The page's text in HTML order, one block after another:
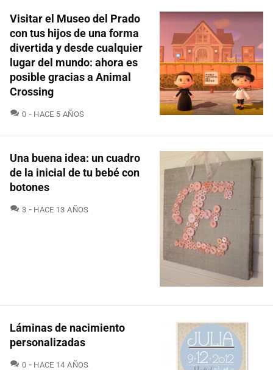
Visitar el Museo del Prado
con tus hijos de una forma
divertida y desde cualquier
lugar del mundo: ahora es
posible gracias a Animal
Crossing
0 COMENTARIOS
HACE 5 AÑOS
Una buena idea: un cuadro
de la inicial de tu bebé con
botones
3 COMENTARIOS
HACE 13 AÑOS
Láminas de nacimiento
personalizadas
0 COMENTARIOS
HACE 14 AÑOS